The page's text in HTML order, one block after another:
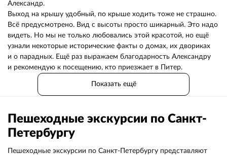
Александр.
Выход на крышу удобный, по крыше ходить тоже не страшно.
Всё предусмотрено. Вид с высоты просто шикарный. Это надо
видеть. Но мы не только любовались этой красотой, но ещё
узнали некоторые исторические факты о домах, их двориках
и о парадных. Ещё раз выражаем благодарность Александру
и рекомендую к посещению, кто приезжает в Питер.
Показать ещё
Пешеходные экскурсии по Санкт-
Петербургу
Пешеходные экскурсии по Санкт-Петербургу представляют